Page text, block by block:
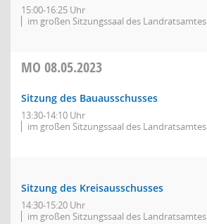
15:00-16:25 Uhr
im großen Sitzungssaal des Landratsamtes
MO 08.05.2023
Sitzung des Bauausschusses
13:30-14:10 Uhr
im großen Sitzungssaal des Landratsamtes
Sitzung des Kreisausschusses
14:30-15:20 Uhr
im großen Sitzungssaal des Landratsamtes